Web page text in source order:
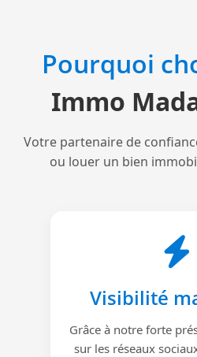
Pourquoi
Immo
Votre partenaire de
ou louer un bien
Visibilité
Grâce à notre forte
sur les réseaux